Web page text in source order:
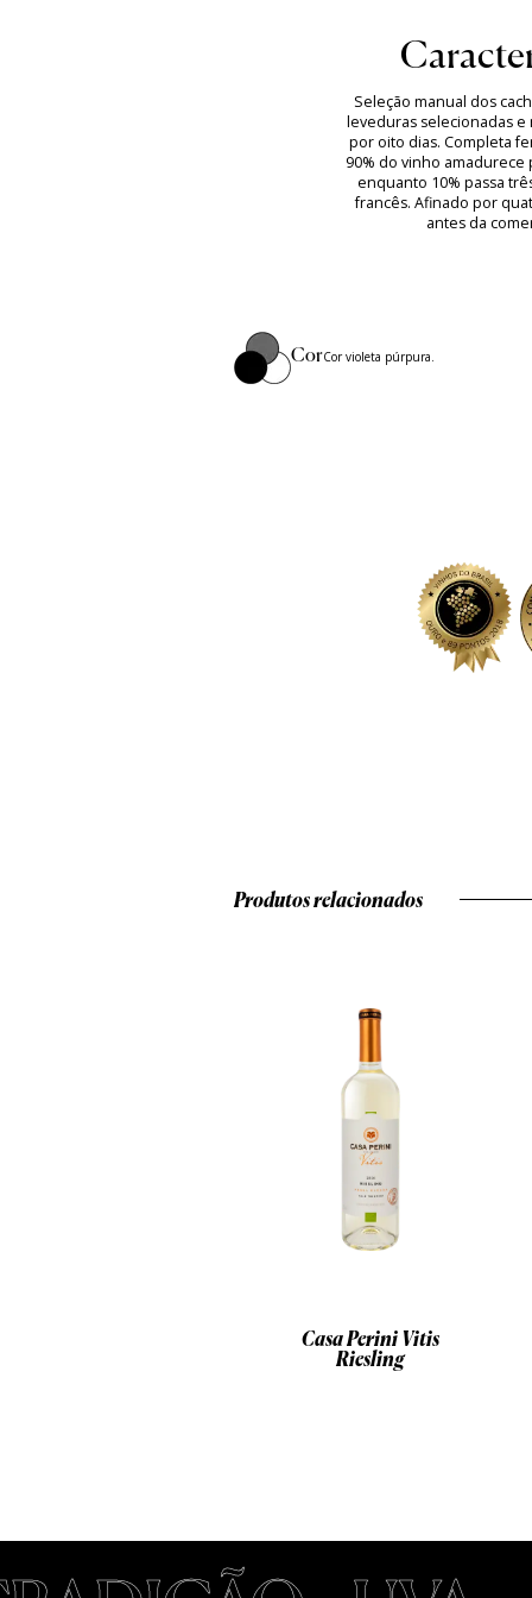
Seleção manual dos
leveduras selecionadas e
por oito dias. Completa
90% do vinho amadurece
enquanto 10% passa
francês. Afinado por
antes da
CorCor violeta púrpura.
Produtos relacionados
Casa Perini Vitis
Riesling